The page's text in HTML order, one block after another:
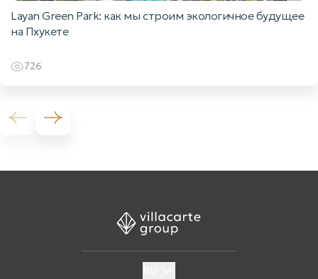
Layan Green Park: как мы строим экологичное будущее
на Пхукете
726
Previous slide
Next slide